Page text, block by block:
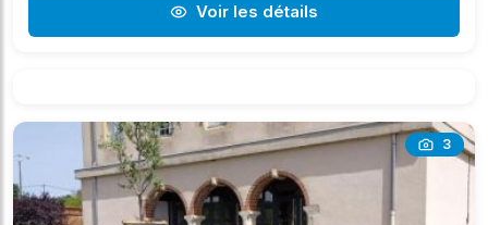
Voir les détails
3